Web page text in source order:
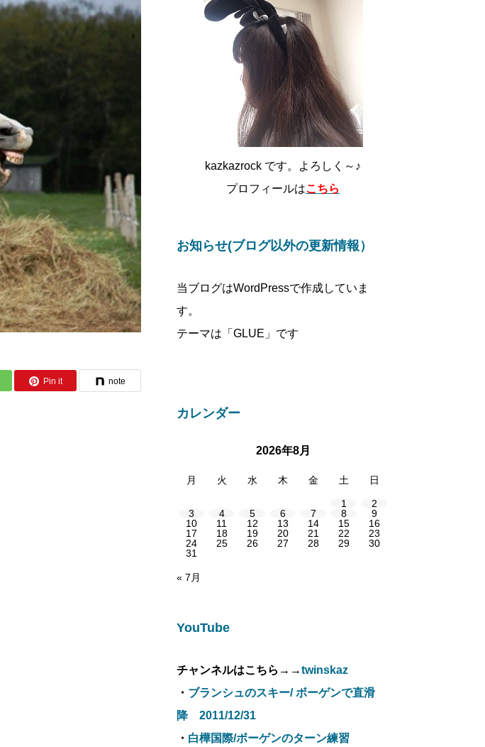
Pin it note
kazkazrock です。よろしく～♪
プロフィールはこちら
お知らせ(ブログ以外の更新情報）
当ブログはWordPressで作成していま
す。
テーマは「GLUE」です
カレンダー
2026年8月
月 火 水 木 金 土 日
1
2
3
4 5 6 7 8
9
10
11 12 13 14 15
16
17
18 19 20 21 22
23
24
25 26 27 28 29
30
31
« 7月
YouTube
チャンネルはこちら→→twinskaz
・ ブランシュのスキー/ ボーゲンで直滑
降 2011/12/31
・ 白樺国際/ボーゲンのターン練習